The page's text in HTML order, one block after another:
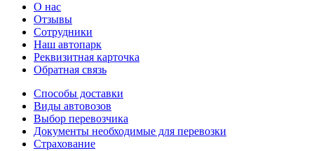
О нас
Отзывы
Сотрудники
Наш автопарк
Реквизитная карточка
Обратная связь
Способы доставки
Виды автовозов
Выбор перевозчика
Документы необходимые для перевозки
Страхование